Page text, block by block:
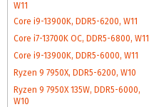
W11
Core i9-13900K, DDR5-6200, W11
Core i7-13700K OC, DDR5-6800, W11
Core i9-13900K, DDR5-6000, W11
Ryzen 9 7950X, DDR5-6200, W10
Ryzen 9 7950X 135W, DDR5-6000,
W10